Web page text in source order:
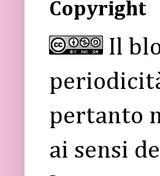
Copyright
Il
pertanto
ai sensi